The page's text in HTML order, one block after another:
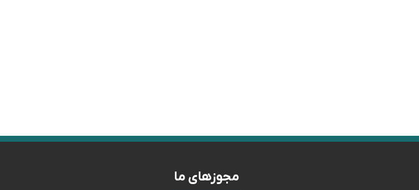
مجوزهای ما